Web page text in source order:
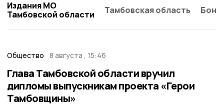
Издания МО
Тамбовской области
Тамбовская область
Общество 8 августа , 15:46
Глава Тамбовской области вручил
дипломы выпускникам проекта «Герои
Тамбовщины»